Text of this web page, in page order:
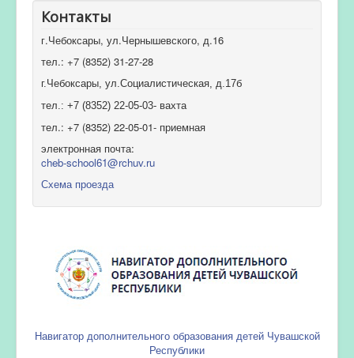
Контакты
г.Чебоксары, ул.Чернышевского, д.16
тел.: +7 (8352) 31-27-28
г.Чебоксары, ул.Социалистическая, д.17б
тел.: +7 (8352) 22-05-03- вахта
тел.: +7 (8352) 22-05-01- приемная
электронная почта:
cheb-school61@rchuv.ru
Схема проезда
Навигатор дополнительного образования детей Чувашской
Республики